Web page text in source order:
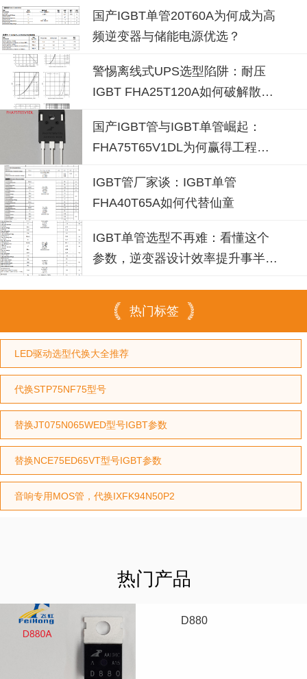
国产IGBT单管20T60A为何成为高
频逆变器与储能电源优选？
警惕离线式UPS选型陷阱：耐压
IGBT FHA25T120A如何破解散热
国产IGBT管与IGBT单管崛起：
FHA75T65V1DL为何赢得工程师
IGBT管厂家谈：IGBT单管
FHA40T65A如何代替仙童
IGBT单管选型不再难：看懂这个
参数，逆变器设计效率提升事半功
热门标签
LED驱动选型代换大全推荐
代换STP75NF75型号
替换JT075N065WED型号IGBT参数
替换NCE75ED65VT型号IGBT参数
音响专用MOS管，代换IXFK94N50P2
热门产品
D880